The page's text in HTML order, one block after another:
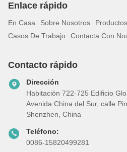
Enlace rápido
En Casa Sobre Nosotros Productos
Casos De Trabajo
Contacta Con
Contacto rápido
Dirección
Habitación 722-725 Edificio
Avenida China del Sur, calle
Shenzhen, China
Teléfono:
0086-15820499281